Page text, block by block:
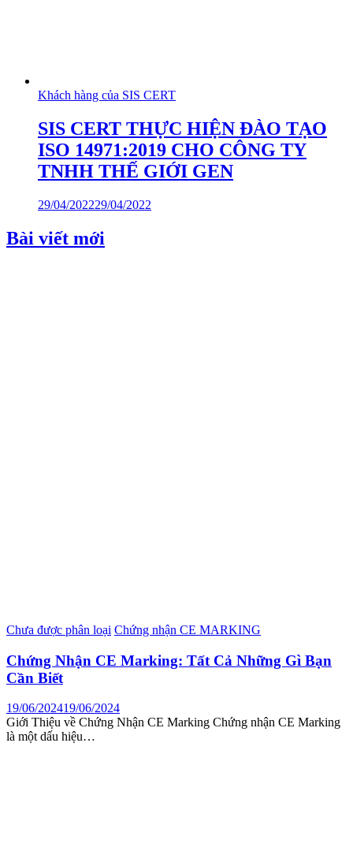
Khách hàng của SIS CERT
SIS CERT THỰC HIỆN ĐÀO TẠO
ISO 14971:2019 CHO CÔNG TY
TNHH THẾ GIỚI GEN
29/04/202229/04/2022
Bài viết mới
Chưa được phân loại Chứng nhận CE MARKING
Chứng Nhận CE Marking: Tất Cả Những Gì Bạn
Cần Biết
19/06/202419/06/2024
Giới Thiệu về Chứng Nhận CE Marking Chứng nhận CE Marking
là một dấu hiệu…